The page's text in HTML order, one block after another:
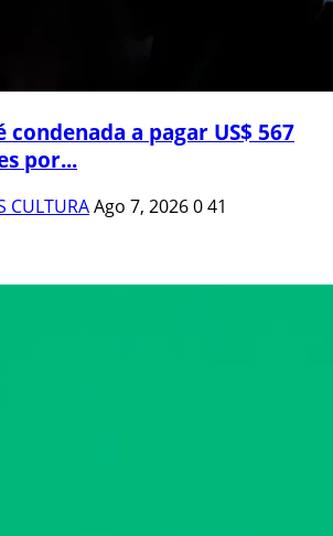
condenada a pagar US$ 567
por...
CULTURAAgo 7, 2026041